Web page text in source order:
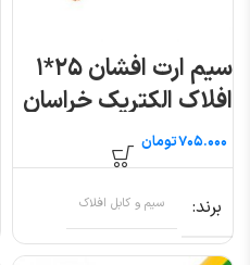
سیم ارت افشان ۲۵*۱
افلاک الکتریک خراسان
تومان
برند سیم و کابل افلاک